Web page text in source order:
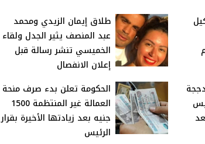
طلاق إيمان الزيدي ومحمد
عبد المنصف يثير الجدل ولقاء
الخميسي تنشر رسالة قبل
إعلان الانفصال
الحكومة تعلن بدء صرف منحة
العمالة غير المنتظمة 1500
جنيه بعد زيادتها الأخيرة بقرار
الرئيس